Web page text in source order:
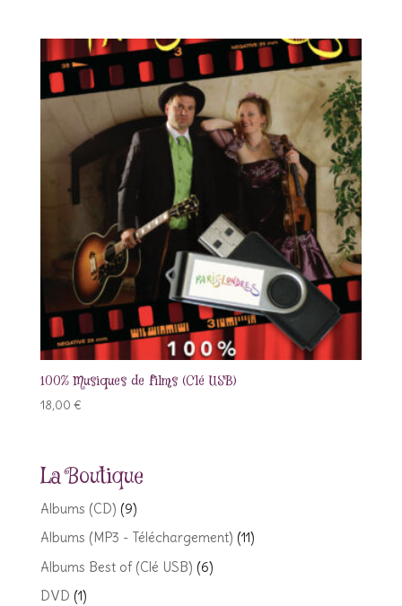
100% Musiques de films (Clé USB)
18,00 €
La Boutique
Albums (CD) (9)
Albums (MP3 - Téléchargement) (11)
Albums Best of (Clé USB) (6)
DVD (1)